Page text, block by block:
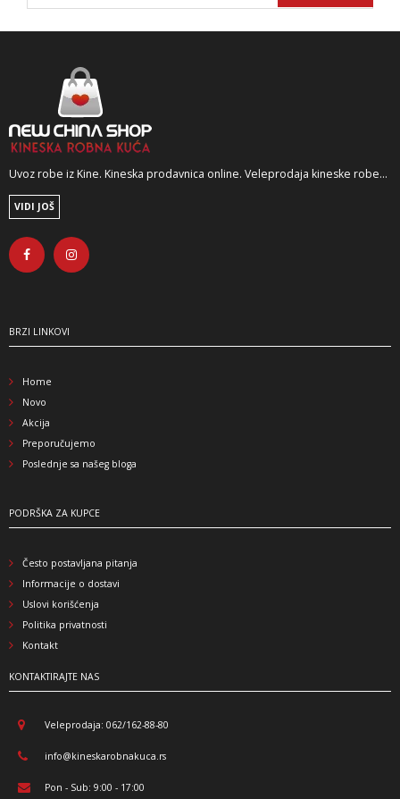
Uvoz robe iz Kine. Kineska prodavnica online. Veleprodaja kineske robe...
VIDI JOŠ
BRZI LINKOVI
Home
Novo
Akcija
Preporučujemo
Poslednje sa našeg bloga
PODRŠKA ZA KUPCE
Često postavljana pitanja
Informacije o dostavi
Uslovi korišćenja
Politika privatnosti
Kontakt
KONTAKTIRAJTE NAS
Veleprodaja: 062/162-88-80
info@kineskarobnakuca.rs
Pon - Sub: 9:00 - 17:00